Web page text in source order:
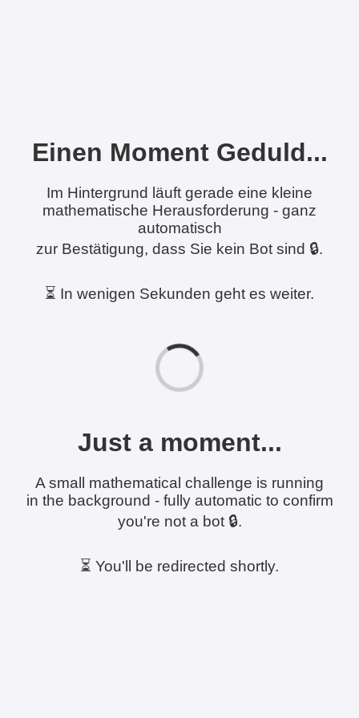
Einen Moment Geduld...
Im Hintergrund läuft gerade eine kleine
mathematische Herausforderung - ganz
automatisch
zur Bestätigung, dass Sie kein Bot sind 🔒.
⏳ In wenigen Sekunden geht es weiter.
Just a moment...
A small mathematical challenge is running
in the background - fully automatic to confirm
you're not a bot 🔒.
⏳ You'll be redirected shortly.